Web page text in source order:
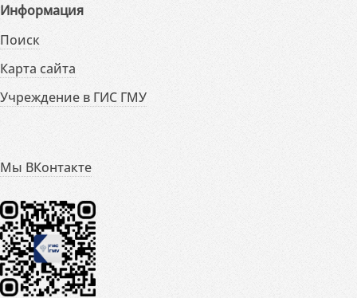
Информация
Поиск
Карта сайта
Учреждение в ГИС ГМУ
Мы ВКонтакте